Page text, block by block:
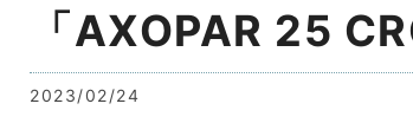
「AXOPAR 25
2023/02/24